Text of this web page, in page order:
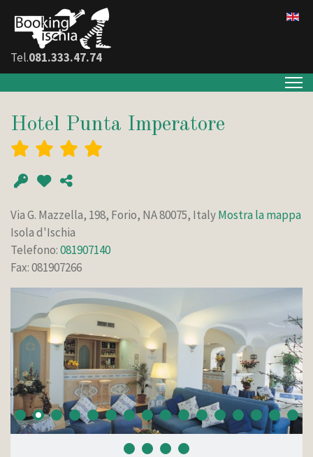
Tel.081.333.47.74
Hotel Punta Imperatore
Via G. Mazzella, 198, Forio, NA 80075, ItalyMostra la mappa
Isola d'Ischia
Telefono:081907140
Fax: 081907266